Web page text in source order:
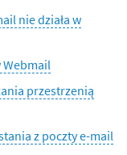
nie działa w
Webmail
przestrzenią
z poczty e-mail